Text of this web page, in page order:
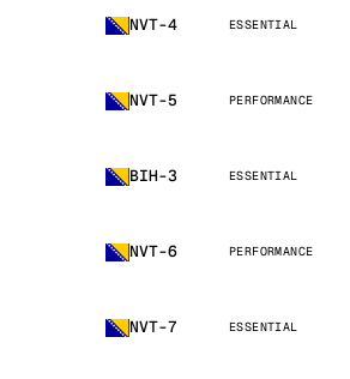
NVT-4 ESSENTIAL
NVT-5 PERFORMANCE
BIH-3 ESSENTIAL
NVT-6 PERFORMANCE
NVT-7 ESSENTIAL